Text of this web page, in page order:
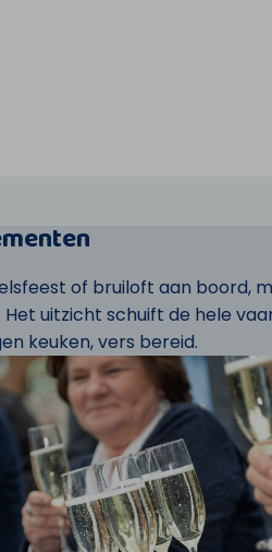
of bruiloft aan boord,
Het uitzicht schuift de hele
keuken, vers bereid.